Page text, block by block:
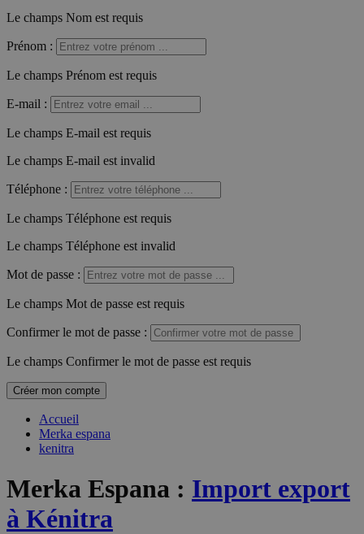
Le champs Nom est requis
Prénom :
Le champs Prénom est requis
E-mail :
Le champs E-mail est requis
Le champs E-mail est invalid
Téléphone :
Le champs Téléphone est requis
Le champs Téléphone est invalid
Mot de passe :
Le champs Mot de passe est requis
Confirmer le mot de passe :
Le champs Confirmer le mot de passe est requis
Créer mon compte
Accueil
Merka espana
kenitra
Merka Espana : Import export
à Kénitra